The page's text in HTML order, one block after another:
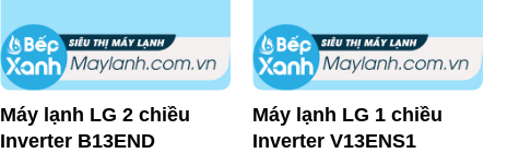
Máy lạnh LG 2 chiều
Inverter B13END
Máy lạnh LG 1 chiều
Inverter V13ENS1